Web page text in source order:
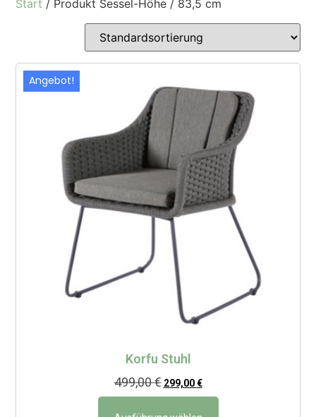
Start / Produkt Sessel-Höhe / 83,5 cm
Angebot!
Korfu Stuhl
499,00€ 299,00€